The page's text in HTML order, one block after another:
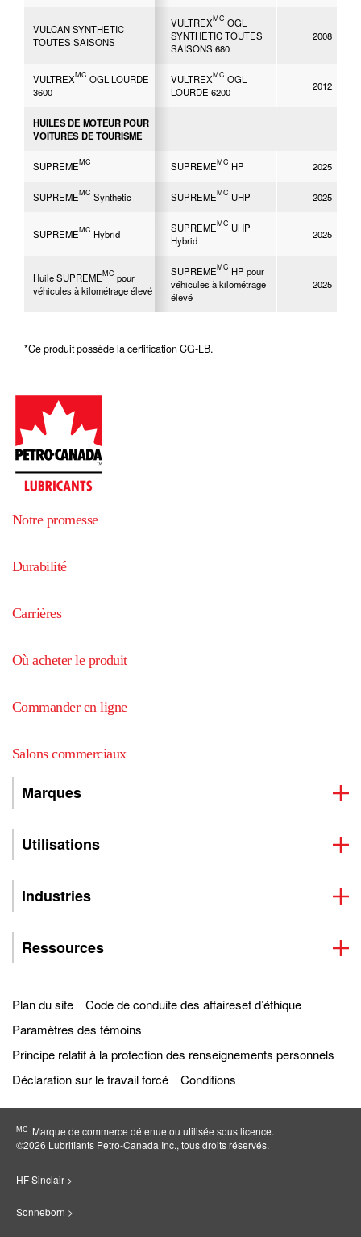
VULCAN SYNTHETIC
TOUTES SAISONS
VULTREXMC OGL
SYNTHETIC TOUTES
SAISONS 680
2008
VULTREXMC OGL LOURDE
3600
VULTREXMC OGL
LOURDE 6200
2012
HUILES DE MOTEUR POUR
VOITURES DE TOURISME
SUPREMEMC SUPREMEMC HP 2025
SUPREMEMC Synthetic SUPREMEMC UHP 2025
SUPREMEMC Hybrid SUPREMEMC UHP
Hybrid
2025
Huile SUPREMEMC pour
véhicules à kilométrage élevé
SUPREMEMC HP pour
véhicules à kilométrage
élevé
2025
*Ce produit possède la certification CG-LB.
Notre promesse
Durabilité
Carrières
Où acheter le produit
Commander en ligne
Salons commerciaux
Marques
Utilisations
Industries
Ressources
Plan du site
Code de conduite des affaireset d’éthique
Paramètres des témoins
Principe relatif à la protection des renseignements personnels
Déclaration sur le travail forcé
Conditions
MC Marque de commerce détenue ou utilisée sous licence.
©2026 Lubrifiants Petro‐Canada Inc., tous droits réservés.
HF Sinclair >
Sonneborn >